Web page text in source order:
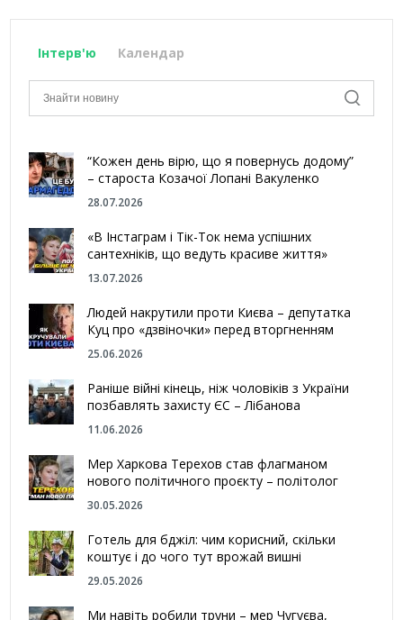
Інтерв'ю Календар
“Кожен день вірю, що я повернусь додому”
– староста Козачої Лопані Вакуленко
28.07.2026
«В Інстаграм і Тік-Ток нема успішних
сантехніків, що ведуть красиве життя»
13.07.2026
Людей накрутили проти Києва – депутатка
Куц про «дзвіночки» перед вторгненням
25.06.2026
Раніше війні кінець, ніж чоловіків з України
позбавлять захисту ЄС – Лібанова
11.06.2026
Мер Харкова Терехов став флагманом
нового політичного проєкту – політолог
30.05.2026
Готель для бджіл: чим корисний, скільки
коштує і до чого тут врожай вишні
29.05.2026
Ми навіть робили труни – мер Чугуєва,